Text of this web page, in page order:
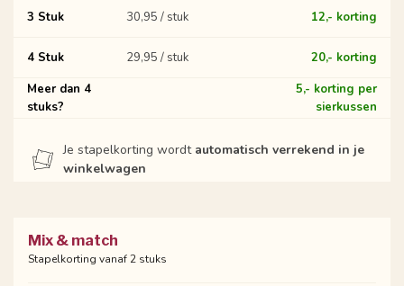
3 Stuk 30,95 / stuk 12,- korting
4 Stuk 29,95 / stuk
20,- korting
Meer dan 4
stuks?
5,- korting per
sierkussen
Je stapelkorting wordt automatisch verrekend in je
winkelwagen
Mix & match
Stapelkorting vanaf 2 stuks